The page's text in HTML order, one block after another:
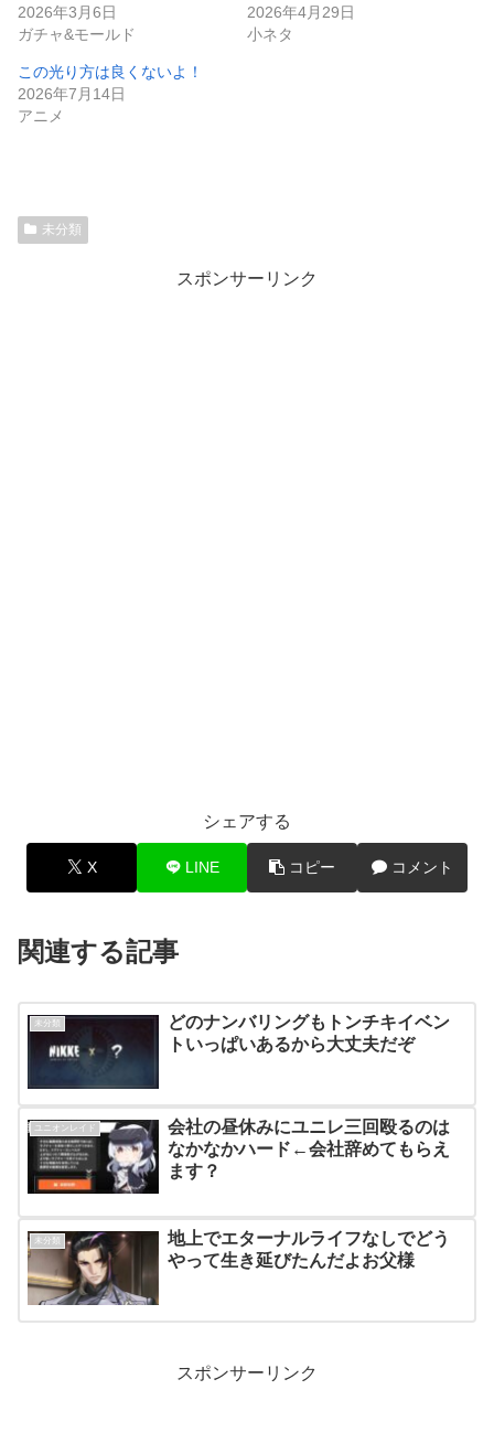
2026年3月6日
ガチャ&モールド
2026年4月29日
小ネタ
この光り方は良くないよ！
2026年7月14日
アニメ
未分類
スポンサーリンク
シェアする
X LINE コピー コメント
関連する記事
未分類
どのナンバリングもトンチキイベン
トいっぱいあるから大丈夫だぞ
ユニオンレイド
会社の昼休みにユニレ三回殴るのは
なかなかハード←会社辞めてもらえ
ます？
未分類
地上でエターナルライフなしでどう
やって生き延びたんだよお父様
スポンサーリンク